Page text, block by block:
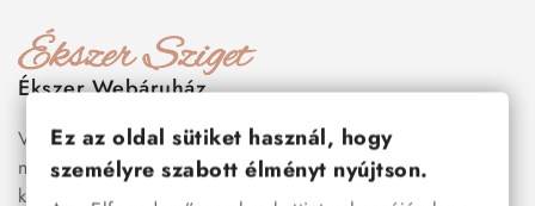
Ékszer Webáruház
Válogass több száz prémium minőségű, stílusos és tartós
nemesacél ékszer és orvosi fém ékszer közül, amelyek
között megtalálhatók a legnépszerűbb darabok is:
Ez az oldal sütiket használ, hogy
személyre szabott élményt nyújtson.